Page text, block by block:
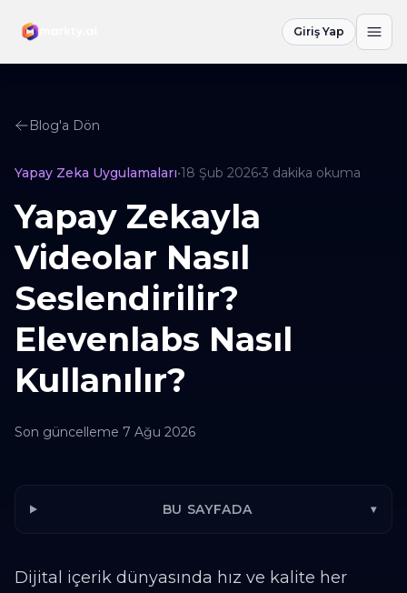
Giriş Yap
Blog'a Dön
Yapay Zeka Uygulamaları•18 Şub 2026•3 dakika okuma
Yapay Zekayla
Videolar Nasıl
Seslendirilir?
Elevenlabs Nasıl
Kullanılır?
Son güncelleme 7 Ağu 2026
BU SAYFADA ▾
Dijital içerik dünyasında hız ve kalite her